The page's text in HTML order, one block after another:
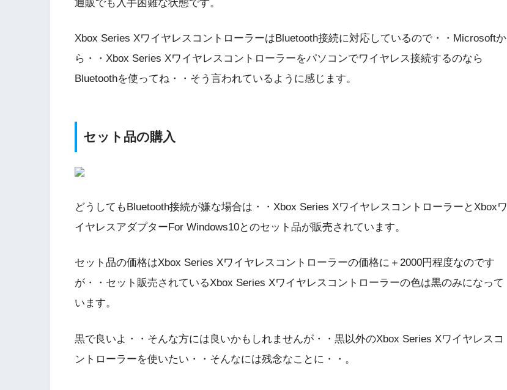
通販でも入手困難な状態です。
Xbox Series XワイヤレスコントローラーはBluetooth接続に対応しているので・・Microsoftか
ら・・Xbox Series Xワイヤレスコントローラーをパソコンでワイヤレス接続するのなら
Bluetoothを使ってね・・そう言われているように感じます。
セット品の購入
どうしてもBluetooth接続が嫌な場合は・・Xbox Series XワイヤレスコントローラーとXboxワ
イヤレスアダプターFor Windows10とのセット品が販売されています。
セット品の価格はXbox Series Xワイヤレスコントローラーの価格に＋2000円程度なのです
が・・セット販売されているXbox Series Xワイヤレスコントローラーの色は黒のみになって
います。
黒で良いよ・・そんな方には良いかもしれませんが・・黒以外のXbox Series Xワイヤレスコ
ントローラーを使いたい・・そんなには残念なことに・・。